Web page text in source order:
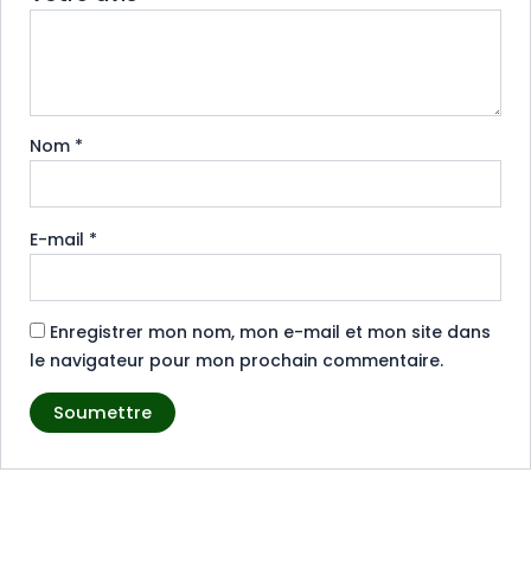
Nom *
E-mail *
Enregistrer mon nom, mon e-mail et mon site dans
le navigateur pour mon prochain commentaire.